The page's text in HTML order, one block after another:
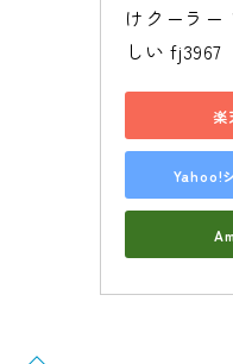
けクーラ
しい fj3967
楽
Yahoo!